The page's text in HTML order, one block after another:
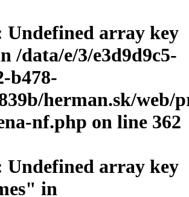
Undefined array key
/data/e/3/e3d9d9c5-
b478-
herman.sk/web/
nf.php on line 362
Undefined array key
in